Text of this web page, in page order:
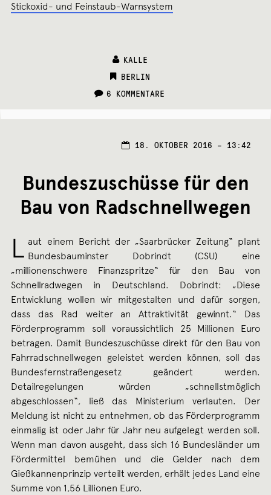
Stickoxid- und Feinstaub-Warnsystem
KALLE
CATEGORIES:
BERLIN
6 KOMMENTARE
18. OKTOBER 2016 – 13:42
Bundeszuschüsse für den
Bau von Radschnellwegen
L aut einem Bericht der „Saarbrücker Zeitung“ plant
Bundesbauminster Dobrindt (CSU) eine
„millionenschwere Finanzspritze“ für den Bau von
Schnellradwegen in Deutschland. Dobrindt: „Diese
Entwicklung wollen wir mitgestalten und dafür sorgen,
dass das Rad weiter an Attraktivität gewinnt.“ Das
Förderprogramm soll voraussichtlich 25 Millionen Euro
betragen. Damit Bundeszuschüsse direkt für den Bau von
Fahrradschnellwegen geleistet werden können, soll das
Bundesfernstraßengesetz geändert werden.
Detailregelungen würden „schnellstmöglich
abgeschlossen“, ließ das Ministerium verlauten. Der
Meldung ist nicht zu entnehmen, ob das Förderprogramm
einmalig ist oder Jahr für Jahr neu aufgelegt werden soll.
Wenn man davon ausgeht, dass sich 16 Bundesländer um
Fördermittel bemühen und die Gelder nach dem
Gießkannenprinzip verteilt werden, erhält jedes Land eine
Summe von 1,56 Lillionen Euro.